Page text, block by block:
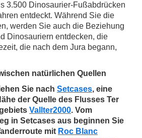
3.500 Dinosaurier-Fußabdrücken
entdeckt. Während Sie die
werden Sie auch die Beziehung
Dinosauriern entdecken, die
die nach dem Jura begann,
natürlichen Quellen
Sie nach Setcases, eine
der Quelle des Flusses Ter
Vallter2000. Vom
in Setcases aus beginnen Sie
mit Roc Blanc